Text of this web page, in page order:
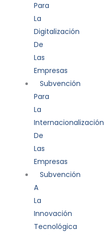
Para
La
Digitalización
De
Las
Empresas
Subvención
Para
La
Internacionalización
De
Las
Empresas
Subvención
A
La
Innovación
Tecnológica